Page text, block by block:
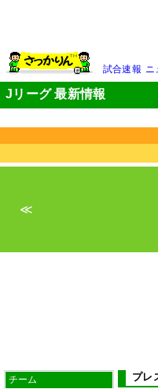
試合速報 ニ
Jリーグ 最新情報
≪
チーム プレ